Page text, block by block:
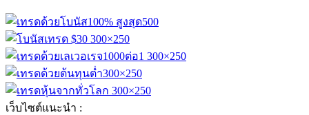
เว็บไซต์แนะนำ :